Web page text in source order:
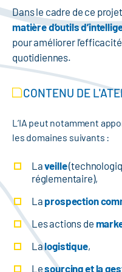
Dans le cadre de ce
matière d’outils
pour améliorer
quotidiennes.
CONTENU DE
L’IA peut notamment
les domaines suivants :
Laveille
réglementaire),
La prospection
Les actions de
Lalogistique,
Lesourcing et la